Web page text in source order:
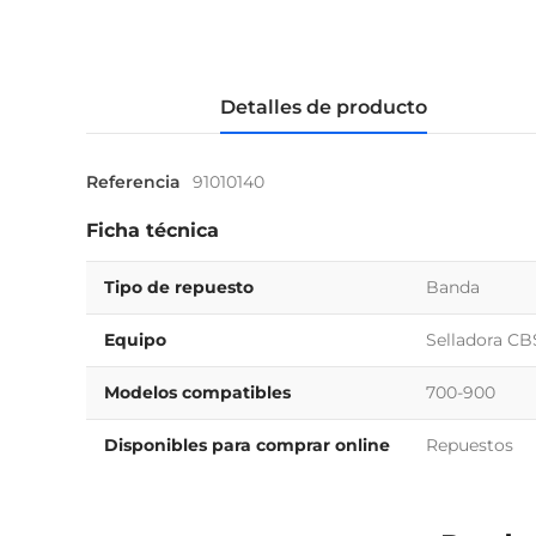
Detalles de producto
Referencia 91010140
Ficha técnica
Tipo de repuesto Banda
Equipo Selladora
Modelos compatibles 700-900
Disponibles para comprar online Repuestos